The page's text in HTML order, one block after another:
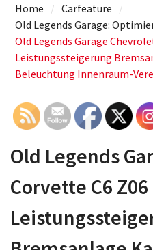
Home
Carfeature
Old Legends Garage:
Old Legends Garage
Leistungssteigerung
Beleuchtung Innenraum-
Old Legends
Corvette C6